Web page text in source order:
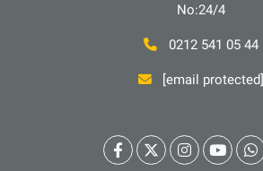
No:24/4
0212 541 05 44
[email protected]